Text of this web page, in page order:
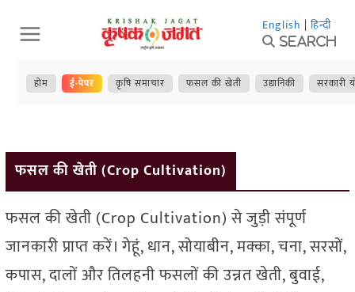
Skip
to
content
English | हिन्दी
Search
होम ई-पेपर कृषि समाचार फसल की खेती उद्यानिकी सरकारी
फसल की खेती (Crop Cultivation)
फसल की खेती (Crop Cultivation) से जुड़ी संपूर्ण
जानकारी प्राप्त करें। गेहूं, धान, सोयाबीन, मक्का, चना, सरसों,
कपास, दालों और तिलहनी फसलों की उन्नत खेती, बुवाई,